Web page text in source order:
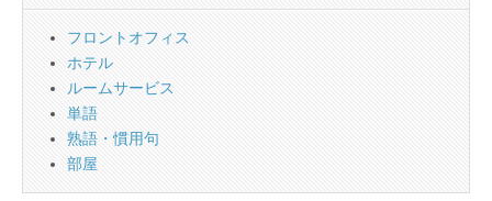
フロントオフィス
ホテル
ルームサービス
単語
熟語・慣用句
部屋